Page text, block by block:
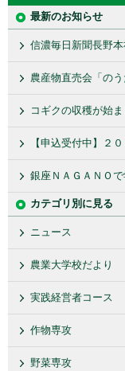
最新のお知らせ
信濃毎日新聞長野
農産物直売会「の
コギクの収穫が始ま
【申込受付中】２
銀座ＮＡＧＡＮＯ
カテゴリ別に見る
ニュース
農業大学校だより
実践経営者コース
作物専攻
野菜専攻